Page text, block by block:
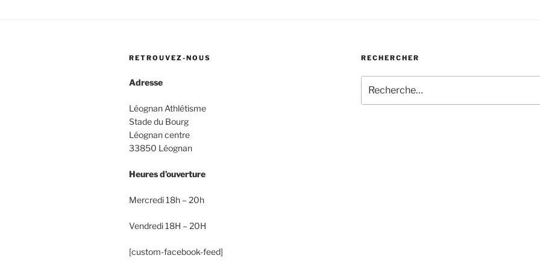
RETROUVEZ-NOUS
Adresse
Léognan Athlétisme
Stade du Bourg
Léognan centre
33850 Léognan
Heures d’ouverture
Mercredi 18h – 20h
Vendredi 18H – 20H
[custom-facebook-feed]
RECHERCHER
pour
: